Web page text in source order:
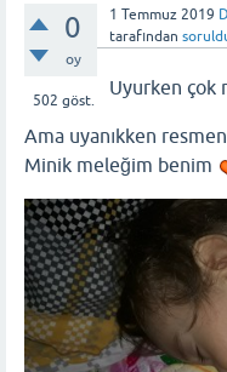
0
oy
502 göst.
1 Temmuz 2019
tarafından
Uyurken çok
Ama uyanıkken
Minik meleğim benim